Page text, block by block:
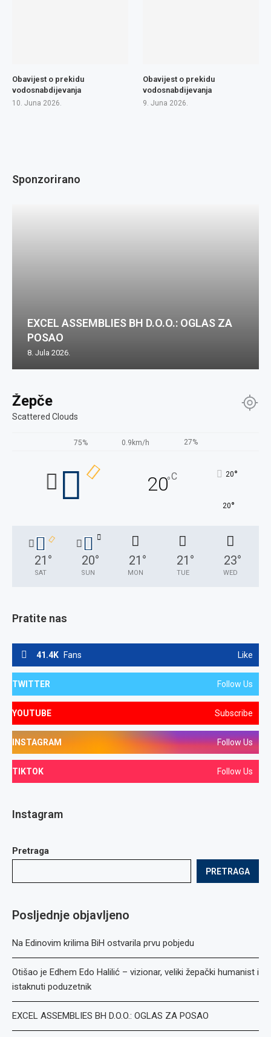
Žepče
Scattered Clouds
75% 0.9km/h 27%
20°C 20°
20°
21 °
SAT
20°
SUN
21 °
MON
21 °
TUE
23°
WED
Pratite nas
41.4K Fans Like
TWITTER Follow Us
YOUTUBE Subscribe
INSTAGRAM Follow Us
TIKTOK Follow Us
Instagram
Pretraga
PRETRAGA
Posljednje objavljeno
Na Edinovim krilima BiH ostvarila prvu pobjedu
Otišao je Edhem Edo Halilić – vizionar, veliki žepački humanist i
istaknuti poduzetnik
EXCEL ASSEMBLIES BH D.O.O.: OGLAS ZA POSAO
Obavijest o prekidu
vodosnabdijevanja
10. Juna 2026.
Obavijest o prekidu
vodosnabdijevanja
9. Juna 2026.
Sponzorirano
EXCEL ASSEMBLIES BH D.O.O.: OGLAS ZA
POSAO
8. Jula 2026.